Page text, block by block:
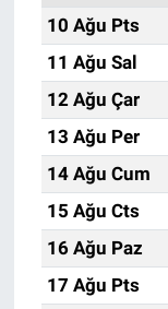
10 Ağu Pts
11 Ağu Sal
12 Ağu Çar
13 Ağu Per
14 Ağu Cum
15 Ağu Cts
16 Ağu Paz
17 Ağu Pts